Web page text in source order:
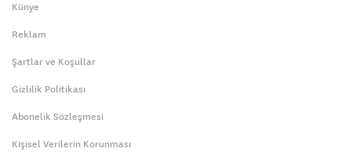
Künye
Reklam
Şartlar ve Koşullar
Gizlilik Politikası
Abonelik Sözleşmesi
Kişisel Verilerin Korunması